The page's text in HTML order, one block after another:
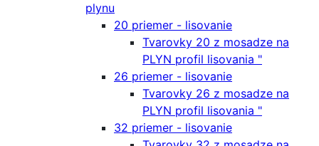
plynu
20 priemer - lisovanie
Tvarovky 20 z mosadze na
PLYN profil lisovania "
26 priemer - lisovanie
Tvarovky 26 z mosadze na
PLYN profil lisovania "
32 priemer - lisovanie